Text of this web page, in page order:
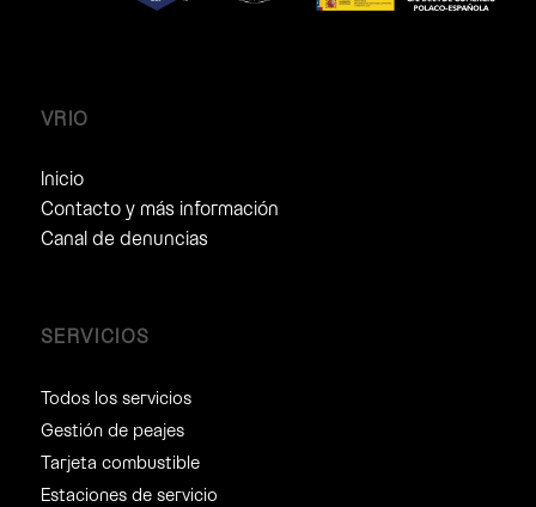
VRIO
Inicio
Contacto y más información
Canal de denuncias
SERVICIOS
Todos los servicios
Gestión de peajes
Tarjeta combustible
Estaciones de servicio